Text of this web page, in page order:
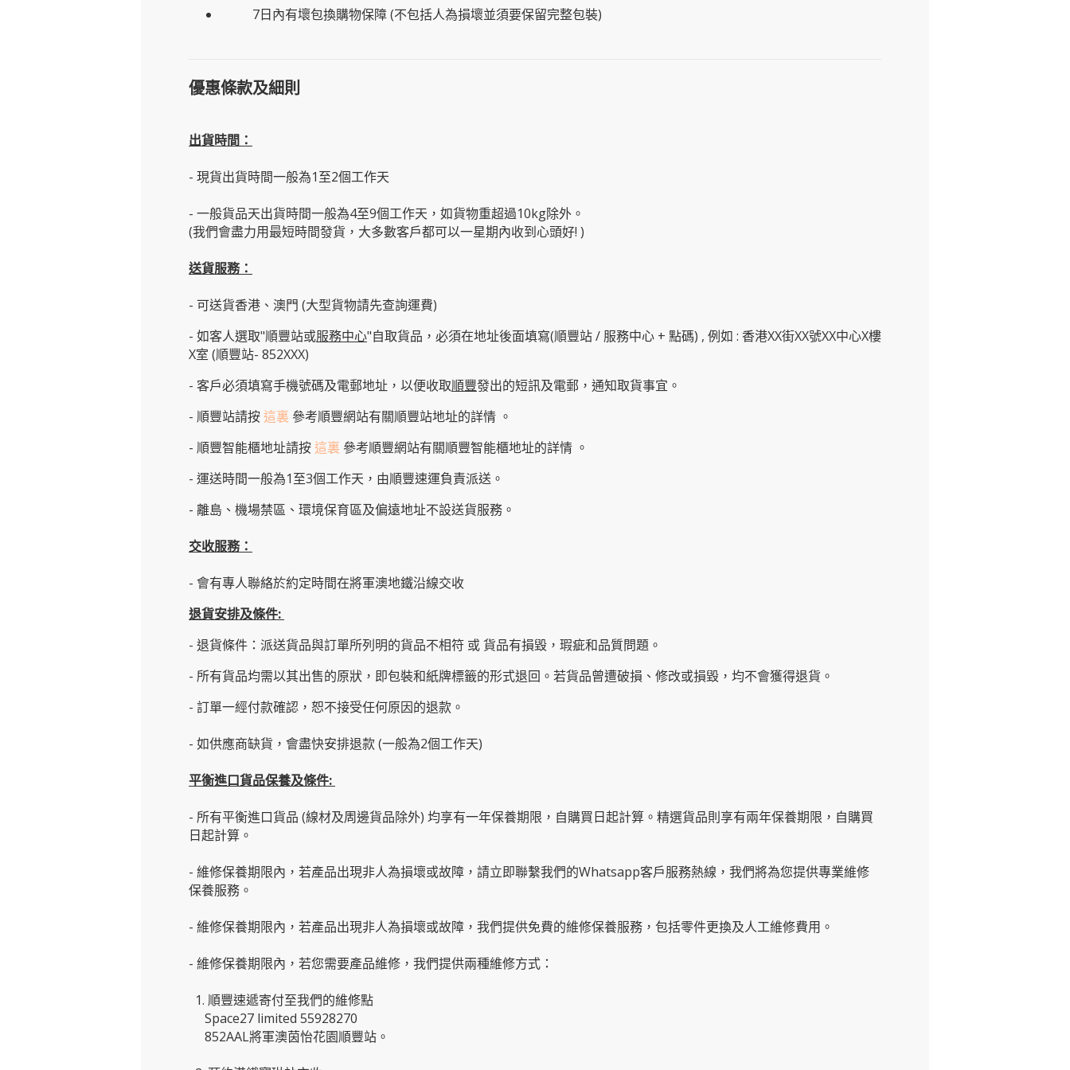
7日內有壞包換購物保障 (不包括人為損壞並須要保留完整包裝)
優惠條款及細則
出貨時間：
- 現貨出貨時間一般為1至2個工作天
- 一般貨品天出貨時間一般為4至9個工作天，如貨物重超過10kg除外。
(我們會盡力用最短時間發貨，大多數客戶都可以一星期內收到心頭好! )
送貨服務：
- 可送貨香港、澳門 (大型貨物請先查詢運費)
- 如客人選取"順豐站或服務中心"自取貨品，必須在地址後面填寫(順豐站 / 服務中心 + 點碼) , 例如 : 香港XX街XX號XX中心X樓
X室 (順豐站- 852XXX)
- 客戶必須填寫手機號碼及電郵地址，以便收取順豐發出的短訊及電郵，通知取貨事宜。
- 順豐站請按這裏 參考順豐網站有關順豐站地址的詳情 。
- 順豐智能櫃地址請按這裏 參考順豐網站有關順豐智能櫃地址的詳情 。
- 運送時間一般為1至3個工作天，由順豐速運負責派送。
- 離島、機場禁區、環境保育區及偏遠地址不設送貨服務。
交收服務：
- 會有專人聯絡於約定時間在將軍澳地鐵沿線交收
退貨安排及條件:
- 退貨條件：派送貨品與訂單所列明的貨品不相符 或 貨品有損毀，瑕疵和品質問題。
- 所有貨品均需以其出售的原狀，即包裝和紙牌標籤的形式退回。若貨品曾遭破損、修改或損毀，均不會獲得退貨。
- 訂單一經付款確認，恕不接受任何原因的退款。
- 如供應商缺貨，會盡快安排退款 (一般為2個工作天)
平衡進口貨品保養及條件:
- 所有平衡進口貨品 (線材及周邊貨品除外) 均享有一年保養期限，自購買日起計算。精選貨品則享有兩年保養期限，自購買
日起計算。
- 維修保養期限內，若產品出現非人為損壞或故障，請立即聯繫我們的Whatsapp客戶服務熱線，我們將為您提供專業維修
保養服務。
- 維修保養期限內，若產品出現非人為損壞或故障，我們提供免費的維修保養服務，包括零件更換及人工維修費用。
- 維修保養期限內，若您需要產品維修，我們提供兩種維修方式：
1. 順豐速遞寄付至我們的維修點
Space27 limited 55928270
852AAL將軍澳茵怡花園順豐站。